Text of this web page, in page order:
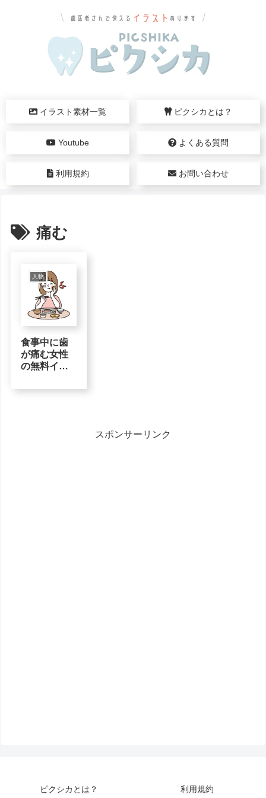
イラスト素材一覧 ピクシカとは？
Youtube よくある質問
利用規約 お問い合わせ
痛む
人物
食事中に歯
が痛む女性
の無料イラ
スポンサーリンク
ピクシカとは？ 利用規約